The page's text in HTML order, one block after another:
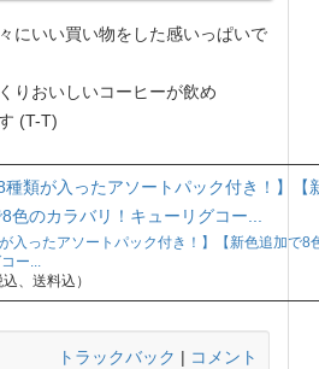
にいい買い物をした感いっぱいで
りおいしいコーヒーが飲め
(T-T)
入ったアソートパック付き！】【新色追加で8
ー...
、送料込）
トラックバック | コメント